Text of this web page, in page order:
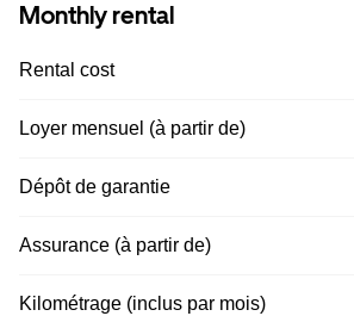
Monthly rental
Rental cost
Loyer mensuel (à partir de)
Dépôt de garantie
Assurance (à partir de)
Kilométrage (inclus par mois)